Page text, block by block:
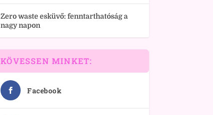
Zero waste esküvő: fenntarthatóság a
nagy napon
KÖVESSEN MINKET:
Facebook